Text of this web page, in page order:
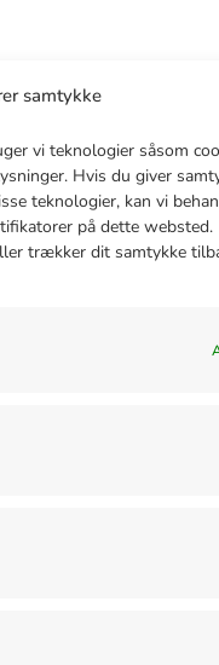
samtykke
vi teknologier såsom
Hvis du giver
teknologier, kan vi
på dette websted.
trækker dit samtykke